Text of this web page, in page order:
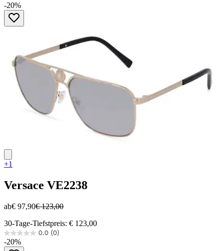
von
Sternen.
-20%
+1
Versace VE2238
ab€ 97,90€ 123,00
30-Tage-Tiefstpreis: € 123,00
0.0 (0)
0.0
von
-20%